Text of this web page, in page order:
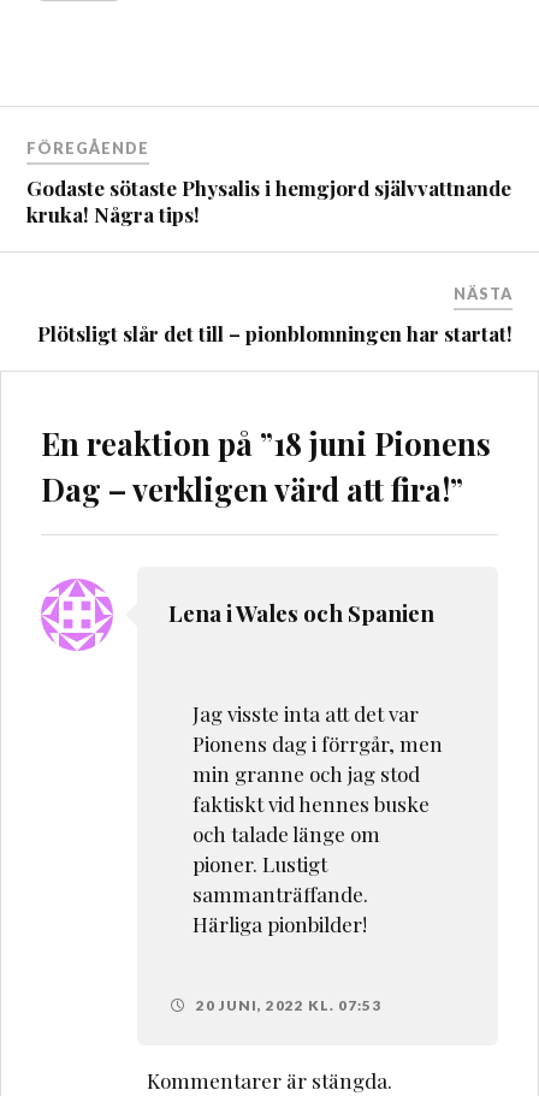
Inläggsnavigering
FÖREGÅENDE
Godaste sötaste Physalis i hemgjord självvattnande
kruka! Några tips!
NÄSTA
Plötsligt slår det till – pionblomningen har startat!
En reaktion på ”18 juni Pionens
Dag – verkligen värd att fira!”
Lena i Wales och Spanien
Jag visste inta att det var
Pionens dag i förrgår, men
min granne och jag stod
faktiskt vid hennes buske
och talade länge om
pioner. Lustigt
sammanträffande.
Härliga pionbilder!
20 JUNI, 2022 KL. 07:53
Kommentarer är stängda.